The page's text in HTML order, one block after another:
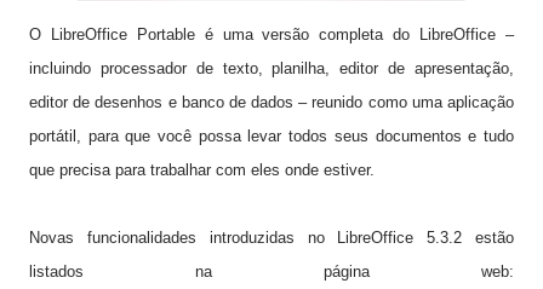
O LibreOffice Portable é uma versão completa do LibreOffice –
incluindo processador de texto, planilha, editor de apresentação,
editor de desenhos e banco de dados – reunido como uma aplicação
portátil, para que você possa levar todos seus documentos e tudo
que precisa para trabalhar com eles onde estiver.
Novas funcionalidades introduzidas no LibreOffice 5.3.2 estão
listados na página web: